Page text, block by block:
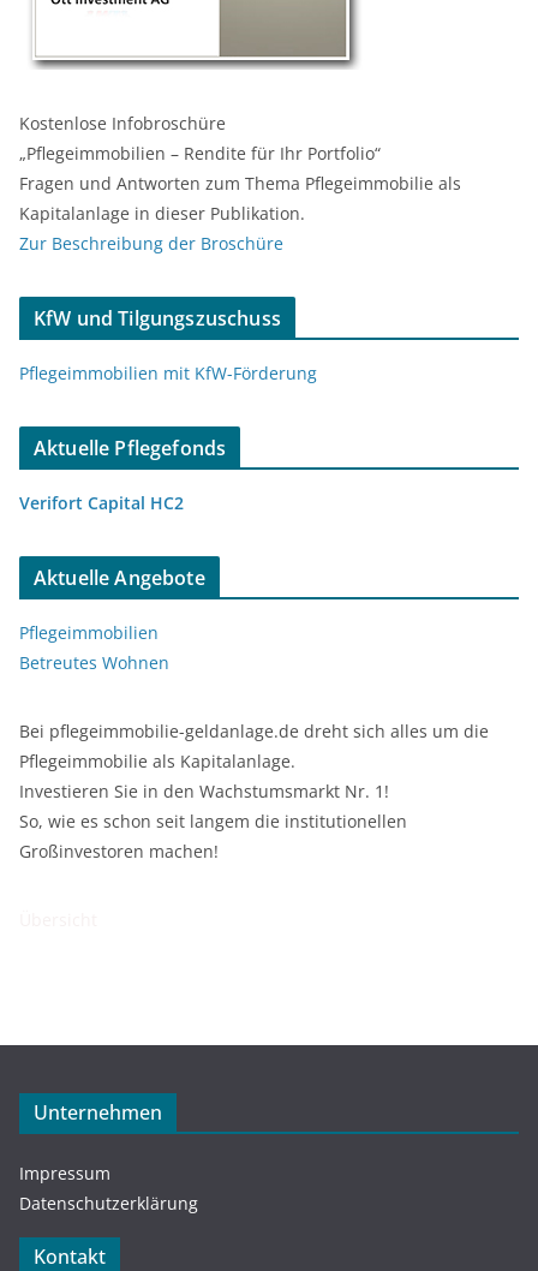
Kostenlose Infobroschüre
„Pflegeimmobilien – Rendite für Ihr Portfolio“
Fragen und Antworten zum Thema Pflegeimmobilie als
Kapitalanlage in dieser Publikation.
Zur Beschreibung der Broschüre
KfW und Tilgungszuschuss
Pflegeimmobilien mit KfW-Förderung
Aktuelle Pflegefonds
Verifort Capital HC2
Aktuelle Angebote
Pflegeimmobilien
Betreutes Wohnen
Bei pflegeimmobilie-geldanlage.de dreht sich alles um die
Pflegeimmobilie als Kapitalanlage.
Investieren Sie in den Wachstumsmarkt Nr. 1!
So, wie es schon seit langem die institutionellen
Großinvestoren machen!
Unternehmen
Impressum
Datenschutzerklärung
Kontakt